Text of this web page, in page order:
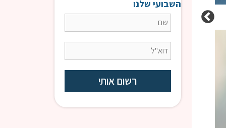
שמונה פרקים [תשפ"ג] | הרב טויל
השבועי שלנו